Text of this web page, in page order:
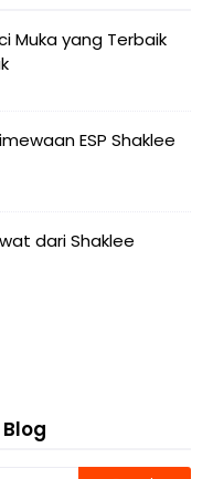
Muka yang Terbaik
ESP Shaklee
dari Shaklee